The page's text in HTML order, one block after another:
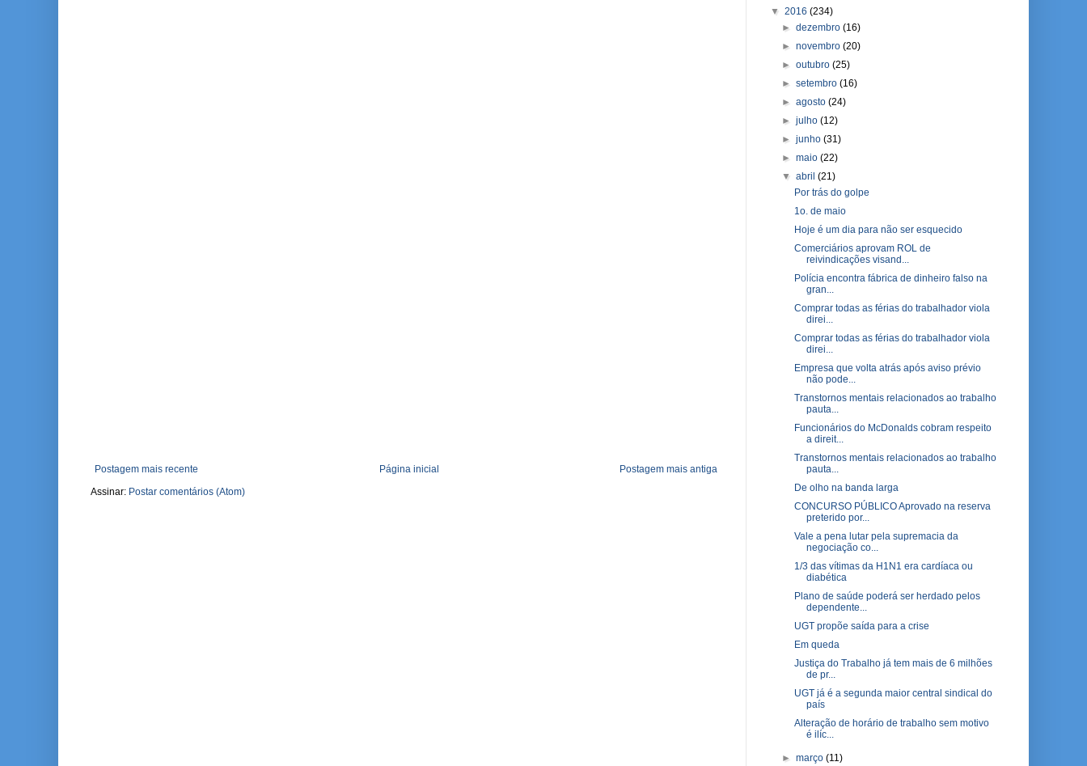
Postagem mais recente Postagem mais antiga
Página inicial
Assinar: Postar comentários (Atom)
▼ 2016 (234)
►dezembro(16)
►novembro(20)
►outubro(25)
►setembro(16)
►agosto(24)
►julho(12)
►junho(31)
►maio(22)
▼abril(21)
Por trás do golpe
1o. de maio
Hoje é um dia para não ser esquecido
Comerciários aprovam ROL de
reivindicações visand...
Polícia encontra fábrica de dinheiro falso na
gran...
Comprar todas as férias do trabalhador viola
direi...
Comprar todas as férias do trabalhador viola
direi...
Empresa que volta atrás após aviso prévio
não pode...
Transtornos mentais relacionados ao trabalho
pauta...
Funcionários do McDonalds cobram respeito
a direit...
Transtornos mentais relacionados ao trabalho
pauta...
De olho na banda larga
CONCURSO PÚBLICO Aprovado na reserva
preterido por...
Vale a pena lutar pela supremacia da
negociação co...
1/3 das vítimas da H1N1 era cardíaca ou
diabética
Plano de saúde poderá ser herdado pelos
dependente...
UGT propõe saída para a crise
Em queda
Justiça do Trabalho já tem mais de 6 milhões
de pr...
UGT já é a segunda maior central sindical do
país
Alteração de horário de trabalho sem motivo
é ilíc...
►março(11)